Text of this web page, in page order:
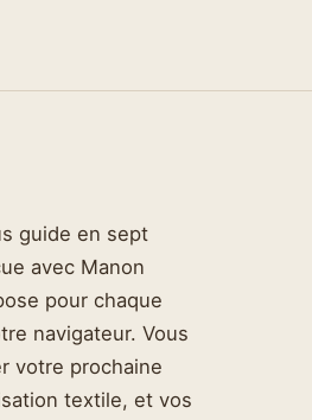
guide en sept
avec Manon
pour chaque
navigateur. Vous
votre prochaine
textile, et vos